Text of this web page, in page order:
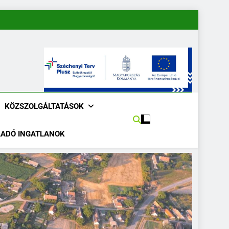
KÖZSZOLGÁLTATÁSOK
INGATLANOK